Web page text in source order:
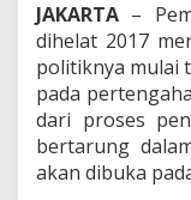
JAKARTA –
dihelat 2017
politiknya mulai
pada
dari proses
bertarung
akan dibuka